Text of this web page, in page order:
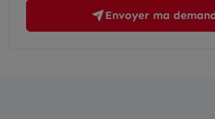
Envoyer ma